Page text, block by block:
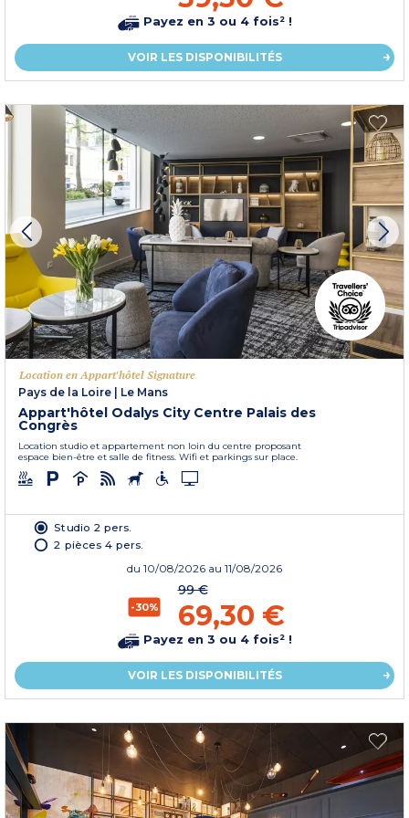
Payez en 3 ou 4 fois² !
VOIR LES DISPONIBILITÉS
Location en Appart'hôtel Signature
Pays de la Loire
Le Mans
Appart'hôtel Odalys City Centre Palais des
Congrès
Location studio et appartement non loin du centre proposant
espace bien-être et salle de fitness. Wifi et parkings sur place.
Studio 2 pers.
2 pièces 4 pers.
du 10/08/2026 au 11/08/2026
-30%
99 €
69,30 €
Payez en 3 ou 4 fois² !
VOIR LES DISPONIBILITÉS